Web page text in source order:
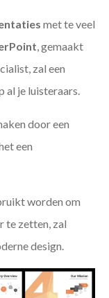
met te veel
, gemaakt
zal een
al je luisteraars.
door een
een
worden om
te zetten, zal
design.